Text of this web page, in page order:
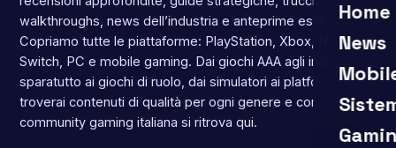
Home
News
search close
walkthroughs, news dell’industria e anteprime esclusive.
Copriamo tutte le piattaforme: PlayStation, Xbox, Nintendo
Switch, PC e mobile gaming. Dai giochi AAA agli indie, dagli
sparatutto ai giochi di ruolo, dai simulatori ai platform,
troverai contenuti di qualità per ogni genere e console. La
community gaming italiana si ritrova qui.